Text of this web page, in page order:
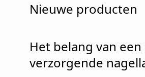
Nieuwe producten
Het belang van
verzorgende